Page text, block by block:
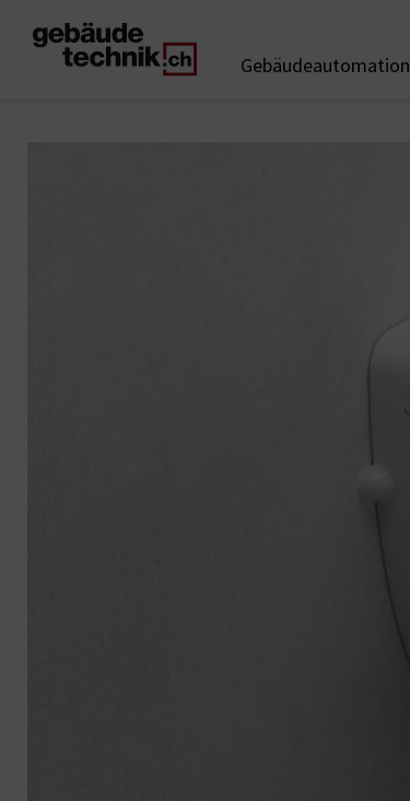
Gebäudeautomation